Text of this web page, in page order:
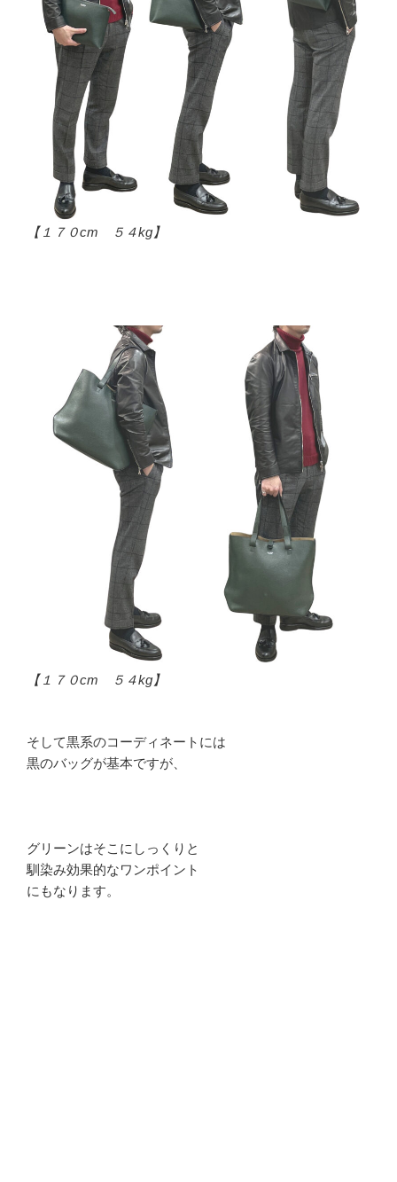
【１７０cm ５４kg】
【１７０cm ５４kg】
そして黒系のコーディネートには
黒のバッグが基本ですが、
グリーンはそこにしっくりと
馴染み効果的なワンポイント
にもなります。